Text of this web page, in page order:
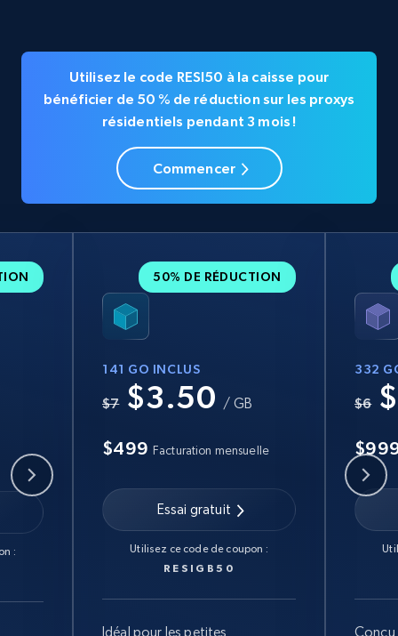
Utilisez le code RESI50 à la caisse pour
bénéficier de 50 % de réduction sur les proxys
résidentiels pendant 3 mois !
Commencer
:
50% DE RÉDUCTION
141 GO INCLUS
$7 $3.50 / GB
$499 Facturation mensuelle
Essai gratuit
Utilisez ce code de coupon :
RESIGB50
Idéal pour les petites
332
$6
Conçu